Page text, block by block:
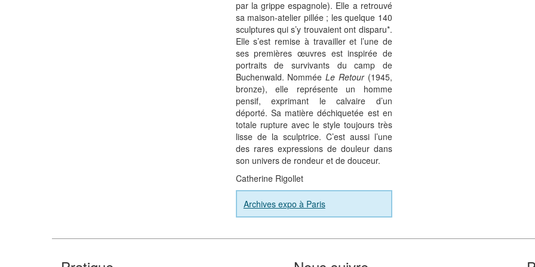
par la grippe espagnole). Elle a retrouvé
sa maison-atelier pillée ; les quelque 140
sculptures qui s’y trouvaient ont disparu*.
Elle s’est remise à travailler et l’une de
ses premières œuvres est inspirée de
portraits de survivants du camp de
Buchenwald. NomméeLe Retour(1945,
bronze), elle représente un homme
pensif, exprimant le calvaire d’un
déporté. Sa matière déchiquetée est en
totale rupture avec le style toujours très
lisse de la sculptrice. C’est aussi l’une
des rares expressions de douleur dans
son univers de rondeur et de douceur.
Catherine Rigollet
Archives expo à Paris